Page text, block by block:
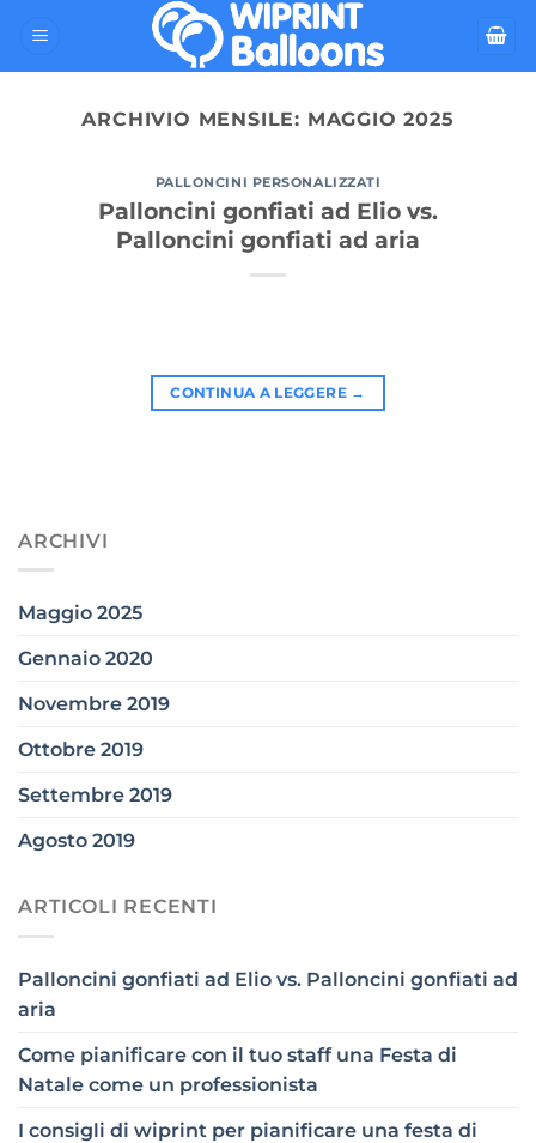
contenuti
ARCHIVIO MENSILE: MAGGIO 2025
PALLONCINI PERSONALIZZATI
Palloncini gonfiati ad Elio vs.
Palloncini gonfiati ad aria
CONTINUA A LEGGERE →
ARCHIVI
Maggio 2025
Gennaio 2020
Novembre 2019
Ottobre 2019
Settembre 2019
Agosto 2019
ARTICOLI RECENTI
Palloncini gonfiati ad Elio vs. Palloncini gonfiati ad
aria
Come pianificare con il tuo staff una Festa di
Natale come un professionista
I consigli di wiprint per pianificare una festa di